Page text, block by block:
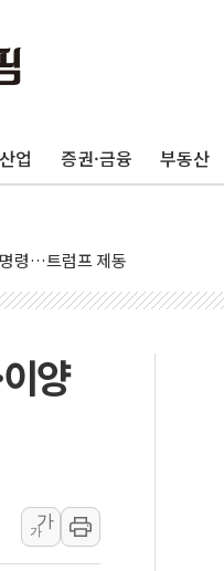
산업 증권·금융 부동산
지 의혹 소명" 요구
리 인상 가능성 낮아지며 상승
결… 이스라엘·이란 위협에
면 다음 주"
일 이상 '올스톱'… 美 해상봉쇄
개입했나" 촉각
우려 후퇴…나스닥 선물 1%대
월 금리 인상 기대 후퇴
시엔 톤 낮춰
포항시 '시끌'
양
가
가